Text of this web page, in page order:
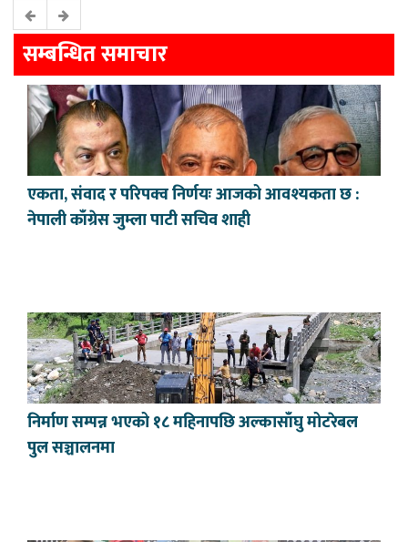
सम्बन्धित समाचार
एकता, संवाद र परिपक्व निर्णयः आजको आवश्यकता छ :
नेपाली काँग्रेस जुम्ला पाटी सचिव शाही
निर्माण सम्पन्न भएको १८ महिनापछि अल्कासाँघु मोटरेबल
पुल सञ्चालनमा